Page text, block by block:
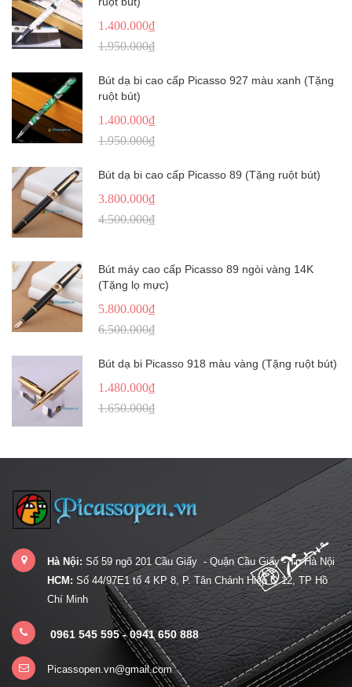
1.400.000₫
1.950.000₫
Bút dạ bi cao cấp Picasso 927 màu xanh (Tặng
ruột bút)
1.400.000₫
1.950.000₫
Bút dạ bi cao cấp Picasso 89 (Tặng ruột bút)
3.800.000₫
4.500.000₫
Bút máy cao cấp Picasso 89 ngòi vàng 14K
(Tặng lọ mực)
5.800.000₫
6.500.000₫
Bút dạ bi Picasso 918 màu vàng (Tặng ruột bút)
1.480.000₫
1.650.000₫
Hà Nội: Số 59 ngõ 201 Cầu Giấy - Quận Cầu Giấy - Tp Hà Nội
HCM: Số 44/97E1 tổ 4 KP 8, P. Tân Chánh Hiệp Q.12, TP Hồ
Chí Minh
0961 545 595 - 0941 650 888
Picassopen.vn@gmail.com